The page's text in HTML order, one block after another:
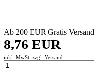
Ab 200 EUR Gratis Versand
8,76 EUR
inkl. MwSt. zzgl. Versand